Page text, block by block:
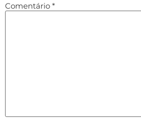
Comentário *